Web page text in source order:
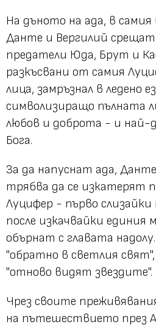
На дъното на ада, в
Данте и Вергилий
предатели Юда, Брут и
разкъсвани от самия
лица, замръзнал в ледено
символизиращо пълната
любов и доброта - и най-
Бога.
За да напуснат ада,
трябва да се изкатерят
Луцифер - първо
после изкачвайки единия
обърнат с главата
"обратно в светлия
"отново видят звездите".
Чрез своите
на пътешествието през